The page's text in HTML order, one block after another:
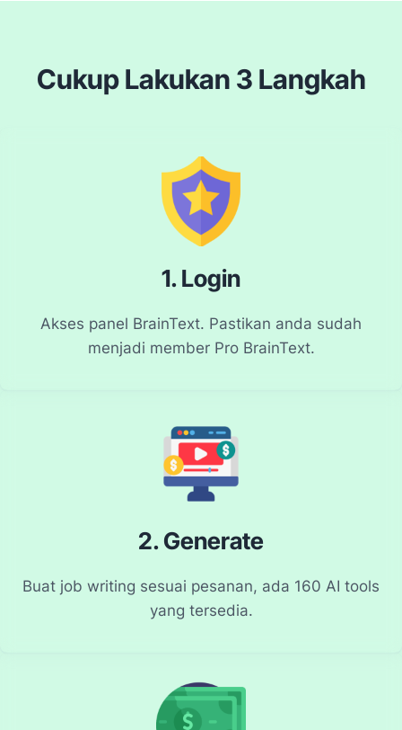
Cukup Lakukan 3 Langkah
1. Login
Akses panel BrainText. Pastikan anda sudah
menjadi member Pro BrainText.
2. Generate
Buat job writing sesuai pesanan, ada 160 AI tools
yang tersedia.